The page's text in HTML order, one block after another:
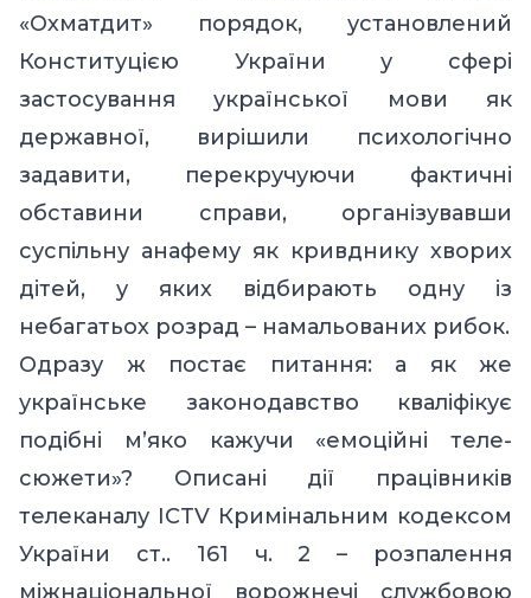
«Охматдит» порядок, установлений
Конституцією України у сфері
застосування української мови як
державної, вирішили психологічно
задавити, перекручуючи фактичні
обставини справи, організувавши
суспільну анафему як кривднику хворих
дітей, у яких відбирають одну із
небагатьох розрад – намальованих рибок.
Одразу ж постає питання: а як же
українське законодавство кваліфікує
подібні м’яко кажучи «емоційні теле-
сюжети»? Описані дії працівників
телеканалу ICTV Кримінальним кодексом
України ст.. 161 ч. 2 – розпалення
міжнаціональної ворожнечі службовою